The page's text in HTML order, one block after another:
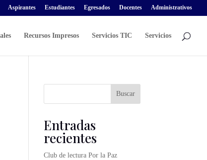
Aspirantes Estudiantes Egresados Docentes Administrativos
Recursos Impresos Servicios TIC Servicios
Buscar
Entradas
recientes
Club de lectura Por la Paz